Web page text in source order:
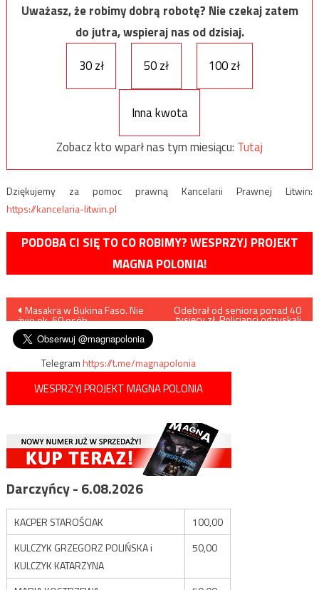
Uważasz, że robimy dobrą robotę? Nie czekaj zatem
do jutra, wspieraj nas od dzisiaj.
30 zł
50 zł 100 zł
Inna kwota
Zobacz kto wparł nas tym miesiącu: Tutaj
Dziękujemy za pomoc prawną Kancelarii Prawnej Litwin:
https://kancelaria-litwin.pl
PODOBA CI SIĘ TO CO ROBIMY? WESPRZYJ PROJEKT
MAGNA POLONIA!
Nawigacja
wpisu
Masakra w Bukina Faso. Nie
żyje ok. 60 osób
Odebrał od seniora ponad 40
tysięcy zł. Policjanci odzyskali
Telegramhttps://t.me/magnapolonia
WESPRZYJ PROJEKT MAGNA POLONIA
Darczyńcy - 6.08.2026
KACPER STAROŚCIAK
100,00
KULCZYK GRZEGORZ POLIŃSKA i
KULCZYK KATARZYNA
50,00